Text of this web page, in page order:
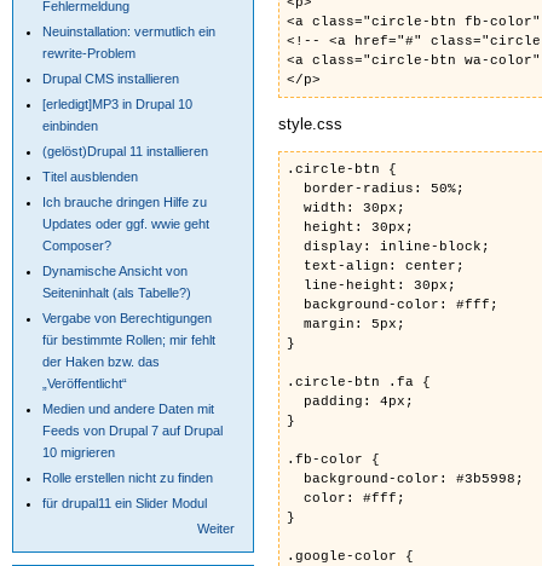
<a class="circle-btn fb-color"
<!-- <a href="#"
<a class="circle-btn wa-color"
</p>
style.css
.circle-btn {
border-radius: 50%;
width: 30px;
height: 30px;
display: inline-block;
text-align: center;
line-height: 30px;
background-color: #fff;
margin: 5px;
}
.circle-btn .fa {
padding: 4px;
}
.fb-color {
background-color: #3b5998;
color: #fff;
}
.google-color {
Fehlermeldung
Neuinstallation: vermutlich ein
rewrite-Problem
Drupal CMS installieren
[erledigt]MP3 in Drupal 10
einbinden
(gelöst)Drupal 11 installieren
Titel ausblenden
Ich brauche dringen Hilfe zu
Updates oder ggf. wwie geht
Composer?
Dynamische Ansicht von
Seiteninhalt (als Tabelle?)
Vergabe von Berechtigungen
für bestimmte Rollen; mir fehlt
der Haken bzw. das
„Veröffentlicht“
Medien und andere Daten mit
Feeds von Drupal 7 auf Drupal
10 migrieren
Rolle erstellen nicht zu finden
für drupal11 ein Slider Modul
Weiter